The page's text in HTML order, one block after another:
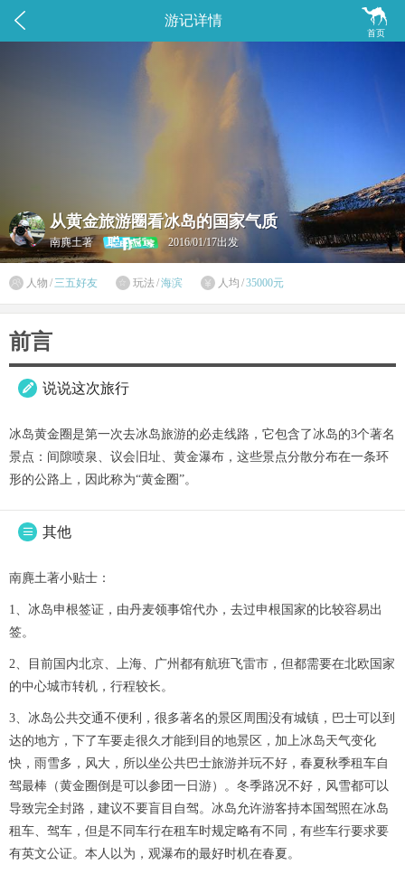
 
首页
游记详情
从黄金旅游圈看冰岛的国家气质
南麂土著 2016/01/17出发
 人物 / 三五好友  玩法 /海滨  人均 /35000元
前言
 说说这次旅行
冰岛黄金圈是第一次去冰岛旅游的必走线路，它包含了冰岛的3个著名
景点：间隙喷泉、议会旧址、黄金瀑布，这些景点分散分布在一条环
形的公路上，因此称为“黄金圈”。
 其他
南麂土著小贴士：
1、冰岛申根签证，由丹麦领事馆代办，去过申根国家的比较容易出
签。
2、目前国内北京、上海、广州都有航班飞雷市，但都需要在北欧国家
的中心城市转机，行程较长。
3、冰岛公共交通不便利，很多著名的景区周围没有城镇，巴士可以到
达的地方，下了车要走很久才能到目的地景区，加上冰岛天气变化
快，雨雪多，风大，所以坐公共巴士旅游并玩不好，春夏秋季租车自
驾最棒（黄金圈倒是可以参团一日游）。冬季路况不好，风雪都可以
导致完全封路，建议不要盲目自驾。冰岛允许游客持本国驾照在冰岛
租车、驾车，但是不同车行在租车时规定略有不同，有些车行要求要
有英文公证。本人以为，观瀑布的最好时机在春夏。